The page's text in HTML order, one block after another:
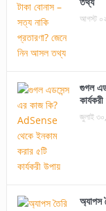
আগস্ট
গুগল
জুলাই
অ্যাপস